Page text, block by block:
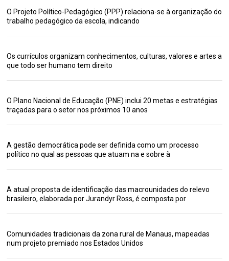
O Projeto Político-Pedagógico (PPP) relaciona-se à organização do
trabalho pedagógico da escola, indicando
Os currículos organizam conhecimentos, culturas, valores e artes a
que todo ser humano tem direito
O Plano Nacional de Educação (PNE) inclui 20 metas e estratégias
traçadas para o setor nos próximos 10 anos
A gestão democrática pode ser definida como um processo
político no qual as pessoas que atuam na e sobre à
A atual proposta de identificação das macrounidades do relevo
brasileiro, elaborada por Jurandyr Ross, é composta por
Comunidades tradicionais da zona rural de Manaus, mapeadas
num projeto premiado nos Estados Unidos